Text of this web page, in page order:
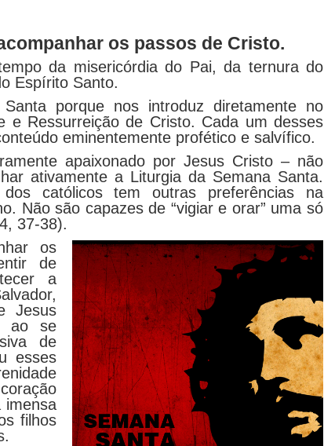
os passos de Cristo.
da misericórdia do Pai, da ternura do
Espírito Santo.
porque nos introduz diretamente no
e Ressurreição de Cristo. Cada um desses
eminentemente profético e salvífico.
apaixonado por Jesus Cristo – não
ativamente a Liturgia da Semana Santa.
católicos tem outras preferências na
Não são capazes de “vigiar e orar” uma só
37-38).
os
de
a
Jesus
ao se
de
esses
imensa
filhos